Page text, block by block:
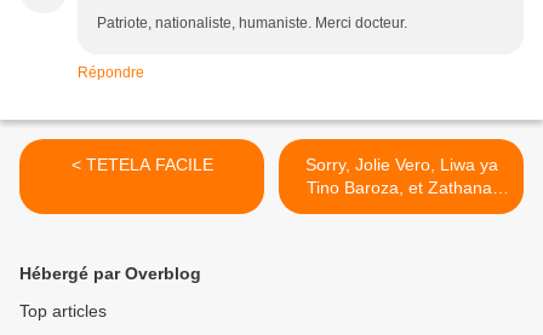
Patriote, nationaliste, humaniste. Merci docteur.
Répondre
< TETELA FACILE
Sorry, Jolie Vero, Liwa ya
Tino Baroza, et Zathana,
recherchées par Mapuya N.
Hébergé par Overblog
Top articles